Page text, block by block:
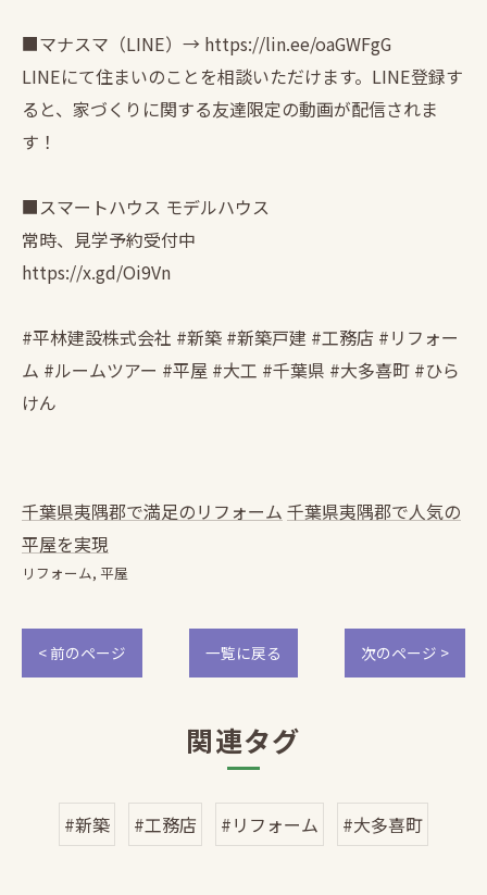
■マナスマ（LINE）→ https://lin.ee/oaGWFgG
LINEにて住まいのことを相談いただけます。LINE登録す
ると、家づくりに関する友達限定の動画が配信されま
す！
■スマートハウス モデルハウス
常時、見学予約受付中
https://x.gd/Oi9Vn
#平林建設株式会社 #新築 #新築戸建 #工務店 #リフォー
ム #ルームツアー #平屋 #大工 #千葉県 #大多喜町 #ひら
けん
千葉県夷隅郡で満足のリフォーム 千葉県夷隅郡で人気の
平屋を実現
リフォーム 平屋
< 前のページ 一覧に戻る 次のページ >
関連タグ
#新築 #工務店 #リフォーム #大多喜町